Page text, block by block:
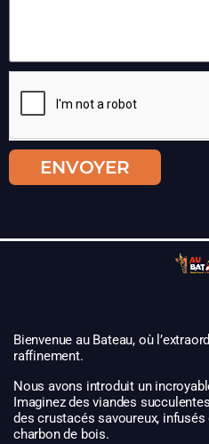
ENVOYER
Bienvenue au Bateau, où
raffinement.
Nous avons introduit un
Imaginez des viandes
des crustacés savoureux,
charbon de bois.